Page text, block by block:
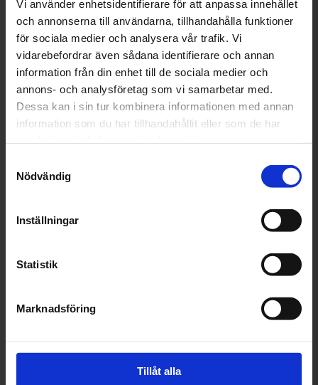
Vi använder enhetsidentifierare för att anpassa innehållet
och annonserna till användarna, tillhandahålla funktioner
för sociala medier och analysera vår trafik. Vi
vidarebefordrar även sådana identifierare och annan
information från din enhet till de sociala medier och
annons- och analysföretag som vi samarbetar med.
Dessa kan i sin tur kombinera informationen med annan
information som du har tillhandahållit eller som de har
Nödvändig
Inställningar
Statistik
Marknadsföring
Tillåt alla
Om det skulle vara så att den digitala
färdskrivaren inte fungerar (eller den analoga för
den delen) så ska du manuellt registrera dina
aktiviteter (körtid, vilotid, tillgänglighet etc) på
ett papper. Du måste även skriva ner alla
uppgifter som annars registreras av
färdskrivaren, så som namn, körkortsnummer etc
mellanrum och den besiktigningen sker på en
verkstad som är ackrediterad för att kontrollera
Hitta en verkstad nära
digoch få hjälp med din färdskrivare.
Främre rör